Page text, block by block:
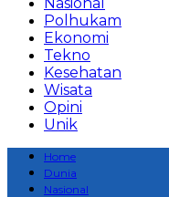
Polhukam
Ekonomi
Tekno
Kesehatan
Wisata
Opini
Unik
Home
Dunia
Nasional